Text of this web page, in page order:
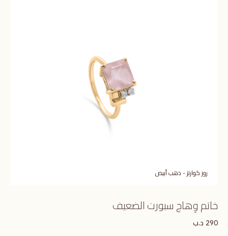
روز كوارتز - ذهب أبيض
خاتم وِهاج سبورت الضعيف
290 د.ب